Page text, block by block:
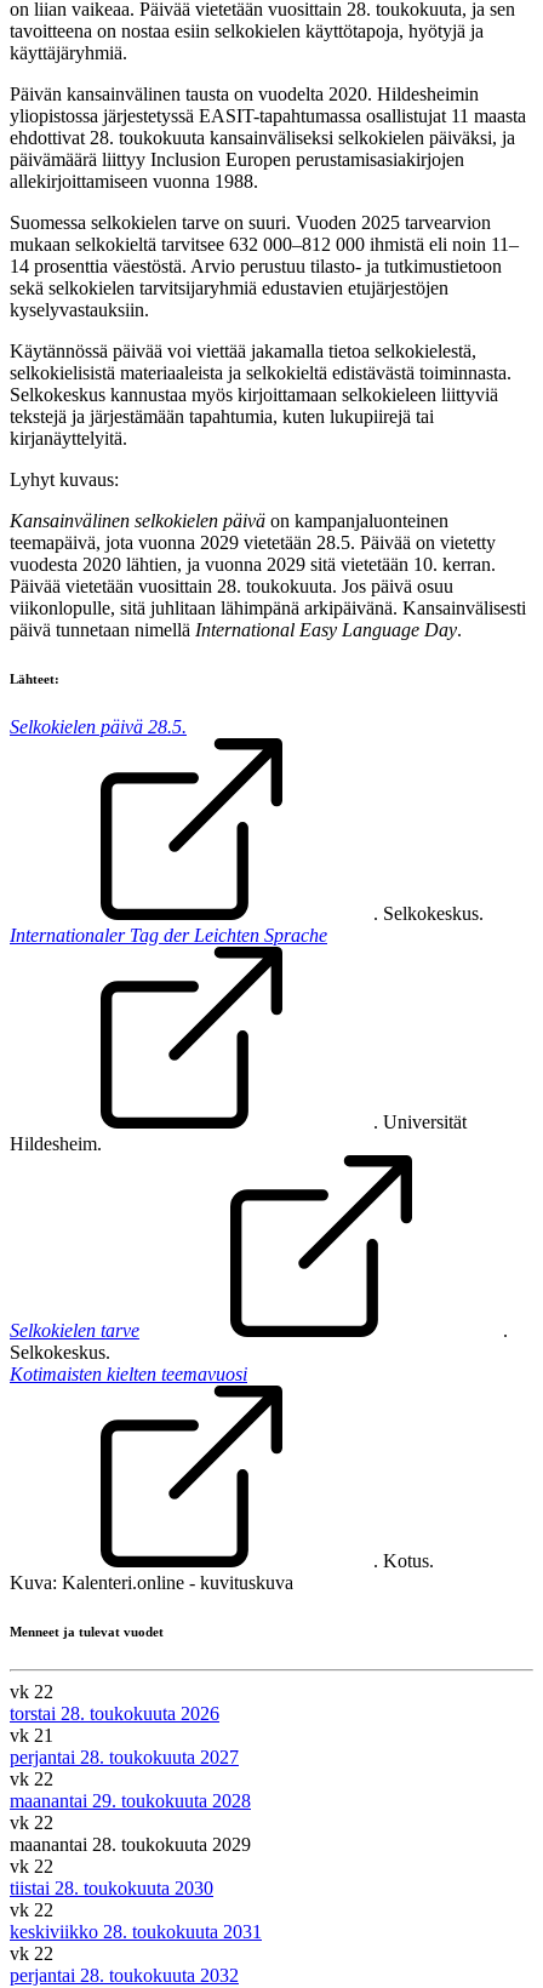
on liian vaikeaa. Päivää vietetään vuosittain 28. toukokuuta, ja sen
tavoitteena on nostaa esiin selkokielen käyttötapoja, hyötyjä ja
käyttäjäryhmiä.
Päivän kansainvälinen tausta on vuodelta 2020. Hildesheimin
yliopistossa järjestetyssä EASIT-tapahtumassa osallistujat 11 maasta
ehdottivat 28. toukokuuta kansainväliseksi selkokielen päiväksi, ja
päivämäärä liittyy Inclusion Europen perustamisasiakirjojen
allekirjoittamiseen vuonna 1988.
Suomessa selkokielen tarve on suuri. Vuoden 2025 tarvearvion
mukaan selkokieltä tarvitsee 632 000–812 000 ihmistä eli noin 11–
14 prosenttia väestöstä. Arvio perustuu tilasto- ja tutkimustietoon
sekä selkokielen tarvitsijaryhmiä edustavien etujärjestöjen
kyselyvastauksiin.
Käytännössä päivää voi viettää jakamalla tietoa selkokielestä,
selkokielisistä materiaaleista ja selkokieltä edistävästä toiminnasta.
Selkokeskus kannustaa myös kirjoittamaan selkokieleen liittyviä
tekstejä ja järjestämään tapahtumia, kuten lukupiirejä tai
kirjanäyttelyitä.
Lyhyt kuvaus:
Kansainvälinen selkokielen päivä on kampanjaluonteinen
teemapäivä, jota vuonna 2029 vietetään 28.5. Päivää on vietetty
vuodesta 2020 lähtien, ja vuonna 2029 sitä vietetään 10. kerran.
Päivää vietetään vuosittain 28. toukokuuta. Jos päivä osuu
viikonlopulle, sitä juhlitaan lähimpänä arkipäivänä. Kansainvälisesti
päivä tunnetaan nimellä International Easy Language Day.
Lähteet:
Selkokielen päivä 28.5.
. Selkokeskus.
Internationaler Tag der Leichten Sprache
. Universität
Hildesheim.
Selkokielen tarve
.
Selkokeskus.
Kotimaisten kielten teemavuosi
. Kotus.
Kuva: Kalenteri.online - kuvituskuva
Menneet ja tulevat vuodet
vk 22
torstai 28. toukokuuta 2026
vk 21
perjantai 28. toukokuuta 2027
vk 22
maanantai 29. toukokuuta 2028
vk 22
maanantai 28. toukokuuta 2029
vk 22
tiistai 28. toukokuuta 2030
vk 22
keskiviikko 28. toukokuuta 2031
vk 22
perjantai 28. toukokuuta 2032